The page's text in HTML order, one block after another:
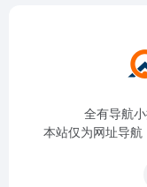
全有导航
本站仅为网址导航